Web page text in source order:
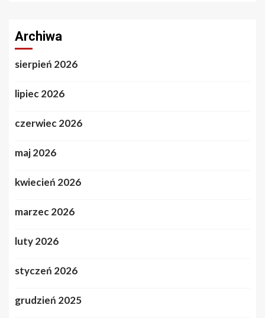
Archiwa
sierpień 2026
lipiec 2026
czerwiec 2026
maj 2026
kwiecień 2026
marzec 2026
luty 2026
styczeń 2026
grudzień 2025